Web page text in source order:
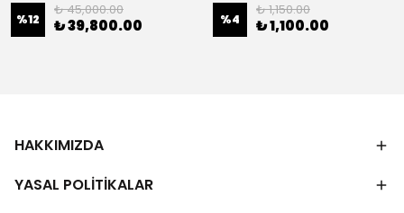
%12
₺ 45,000.00
₺ 39,800.00 %4
₺ 1,150.00
₺ 1,100.00
HAKKIMIZDA
YASAL POLİTİKALAR